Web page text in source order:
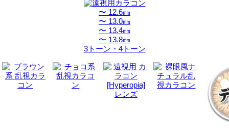
〜 12.6㎜
〜 13.0㎜
〜 13.4㎜
〜 13.8㎜
3トーン・4トーン